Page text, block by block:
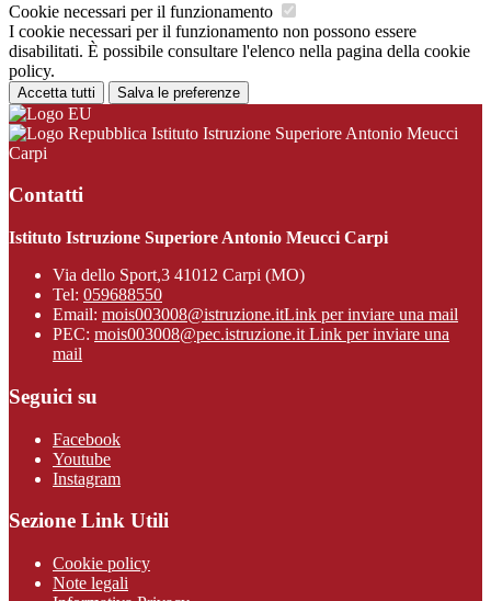
Cookie necessari per il funzionamento
I cookie necessari per il funzionamento non possono essere
disabilitati. È possibile consultare l'elenco nella pagina della cookie
policy.
Accetta tutti Salva le preferenze
Istituto Istruzione Superiore Antonio Meucci
Carpi
Contatti
Istituto Istruzione Superiore Antonio Meucci Carpi
Via dello Sport,3 41012 Carpi (MO)
Tel: 059688550
Email: mois003008@istruzione.itLink per inviare una mail
PEC: mois003008@pec.istruzione.it Link per inviare una
mail
Seguici su
Facebook
Youtube
Instagram
Sezione Link Utili
Cookie policy
Note legali